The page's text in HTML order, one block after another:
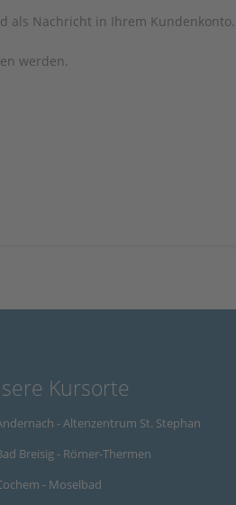
als Nachricht in Ihrem Kundenkonto.
werden.
Kursorte
- Altenzentrum St. Stephan
Breisig - Römer-Thermen
- Moselbad